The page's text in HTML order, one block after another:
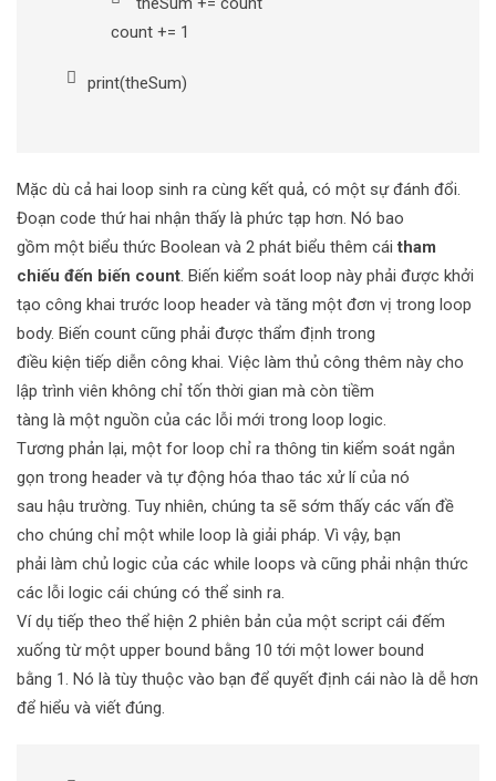
count += 1
print(theSum)
Mặc dù cả hai loop sinh ra cùng kết quả, có một sự đánh đổi.
Đoạn code thứ hai nhận thấy là phức tạp hơn. Nó bao
gồm một biểu thức Boolean và 2 phát biểu thêm cáitham
chiếu đến biến count. Biến kiểm soát loop này phải được khởi
tạo công khai trước loop header và tăng một đơn vị trong loop
body. Biến count cũng phải được thẩm định trong
điều kiện tiếp diễn công khai. Việc làm thủ công thêm này cho
lập trình viên không chỉ tốn thời gian mà còn tiềm
tàng là một nguồn của các lỗi mới trong loop logic.
Tương phản lại, một for loop chỉ ra thông tin kiểm soát ngắn
gọn trong header và tự động hóa thao tác xử lí của nó
sau hậu trường. Tuy nhiên, chúng ta sẽ sớm thấy các vấn đề
cho chúng chỉ một while loop là giải pháp. Vì vậy, bạn
phải làm chủ logic của các while loops và cũng phải nhận thức
các lỗi logic cái chúng có thể sinh ra.
Ví dụ tiếp theo thể hiện 2 phiên bản của một script cái đếm
xuống từ một upper bound bằng 10 tới một lower bound
bằng 1. Nó là tùy thuộc vào bạn để quyết định cái nào là dễ hơn
để hiểu và viết đúng.